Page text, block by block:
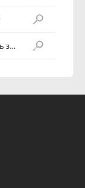
Толкатель защелки замка багажника